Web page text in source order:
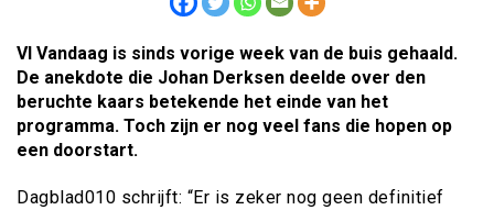
VI Vandaag is sinds vorige week van de buis gehaald.
De anekdote die Johan Derksen deelde over den
beruchte kaars betekende het einde van het
programma. Toch zijn er nog veel fans die hopen op
een doorstart.
Dagblad010 schrijft: “Er is zeker nog geen definitief